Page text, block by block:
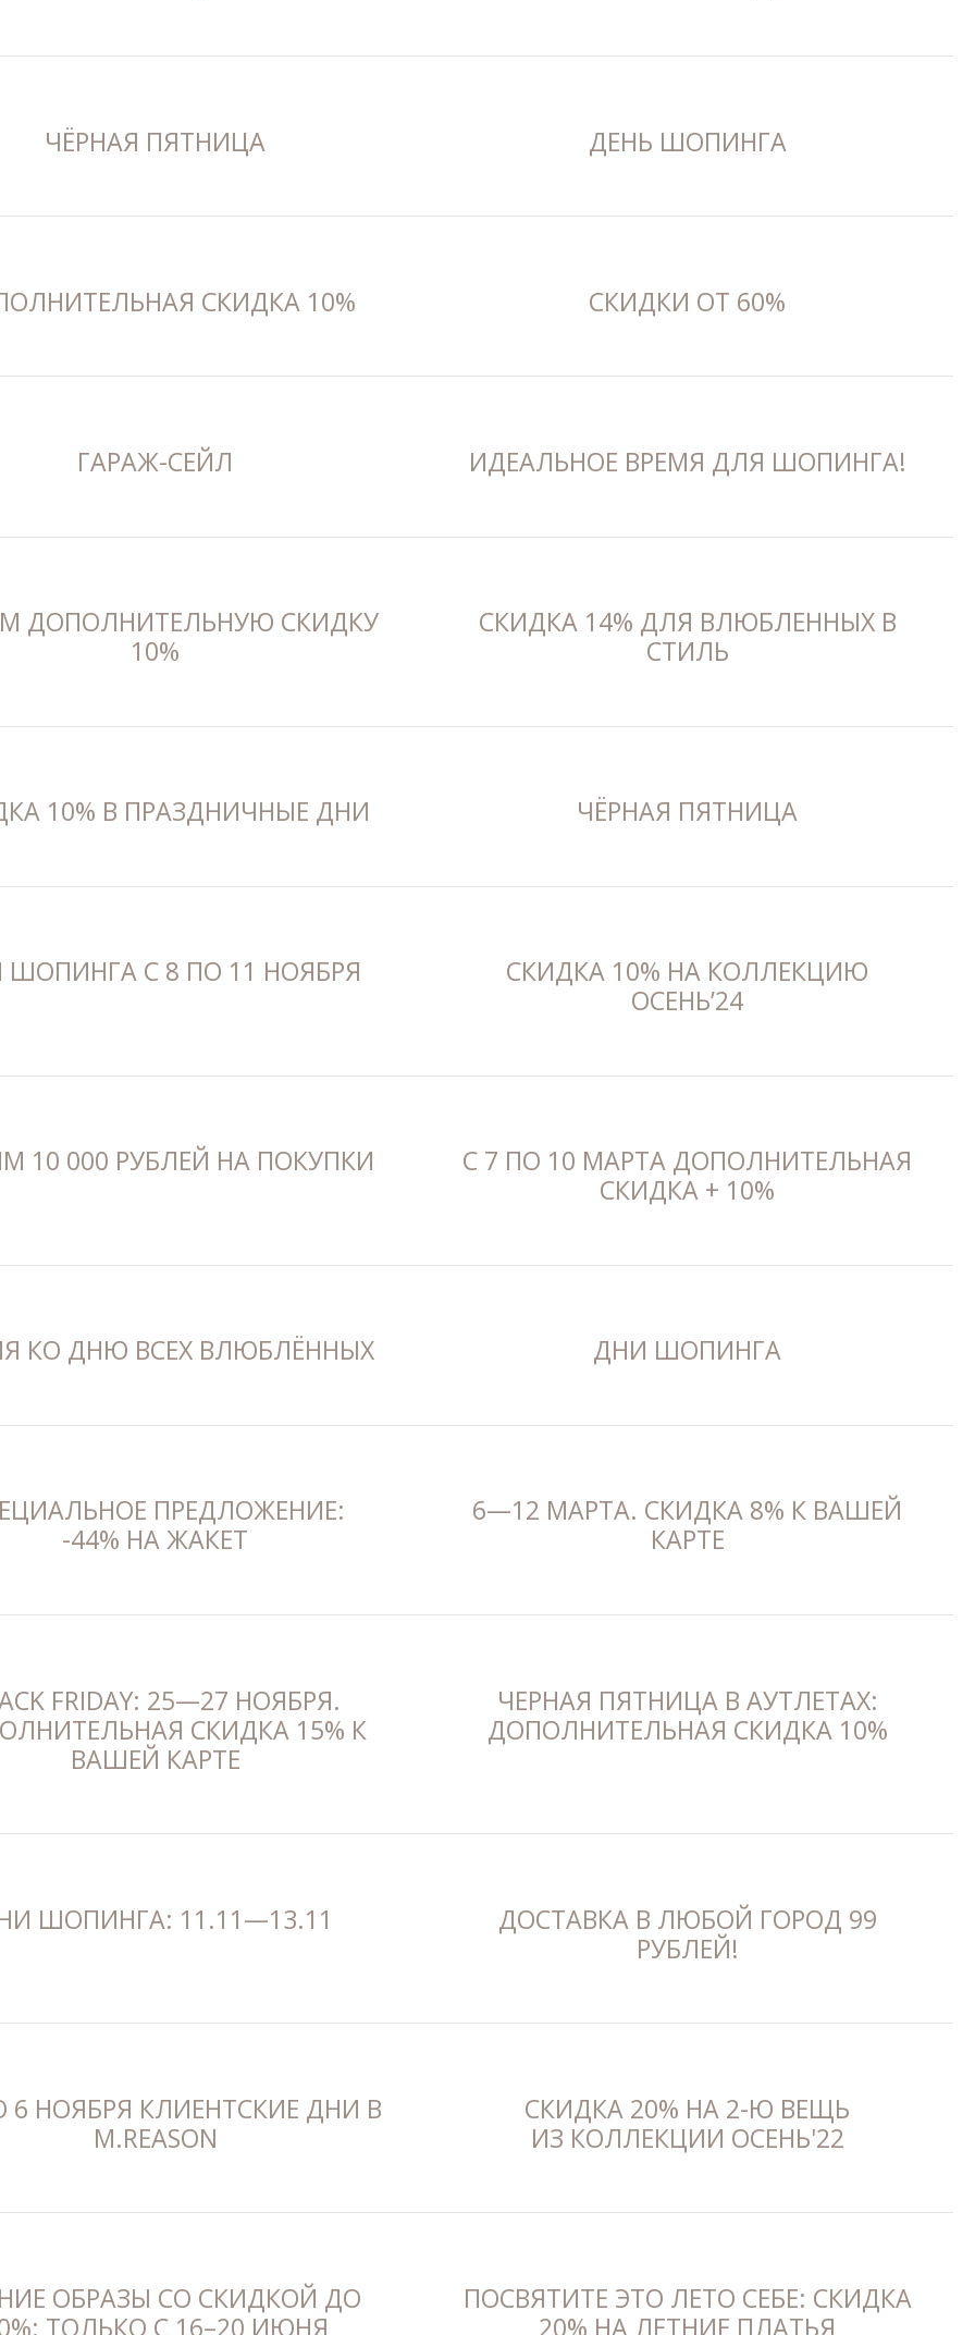
ЧЁРНАЯ ПЯТНИЦА ДЕНЬ ШОПИНГА
СКИДКА 10% СКИДКИ ОТ 60%
ГАРАЖ-СЕЙЛ ИДЕАЛЬНОЕ ВРЕМЯ ДЛЯ ШОПИНГА!
ДОПОЛНИТЕЛЬНУЮ СКИДКУ
10%
СКИДКА 14% ДЛЯ ВЛЮБЛЕННЫХ В
СТИЛЬ
10% В ПРАЗДНИЧНЫЕ ДНИ ЧЁРНАЯ ПЯТНИЦА
С 8 ПО 11 НОЯБРЯ
СКИДКА 10% НА КОЛЛЕКЦИЮ
ОСЕНЬ’24
10 000 РУБЛЕЙ НА ПОКУПКИ
С 7 ПО 10 МАРТА ДОПОЛНИТЕЛЬНАЯ
СКИДКА + 10%
КО ДНЮ ВСЕХ ВЛЮБЛЁННЫХ ДНИ ШОПИНГА
ПРЕДЛОЖЕНИЕ:
-44% НА ЖАКЕТ
6—12 МАРТА. СКИДКА 8% К ВАШЕЙ
КАРТЕ
FRIDAY: 25—27 НОЯБРЯ.
СКИДКА 15% К
ВАШЕЙ КАРТЕ
ЧЕРНАЯ ПЯТНИЦА В АУТЛЕТАХ:
ДОПОЛНИТЕЛЬНАЯ СКИДКА 10%
ШОПИНГА: 11.11—13.11
ДОСТАВКА В ЛЮБОЙ ГОРОД 99
РУБЛЕЙ!
6 НОЯБРЯ КЛИЕНТСКИЕ ДНИ В
M.REASON
СКИДКА 20% НА 2-Ю ВЕЩЬ
ИЗ КОЛЛЕКЦИИ ОСЕНЬ'22
ОБРАЗЫ СО СКИДКОЙ ДО
ТОЛЬКО С 16–20 ИЮНЯ
ПОСВЯТИТЕ ЭТО ЛЕТО СЕБЕ: СКИДКА
20% НА ЛЕТНИЕ ПЛАТЬЯ